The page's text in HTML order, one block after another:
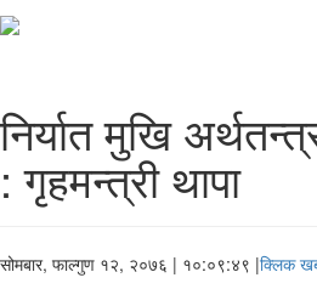
निर्यात मुखि
: गृहमन्त्री थापा
सोमबार, फाल्गुण १२, २०७६ | १०:०९:४९ |क्लिक